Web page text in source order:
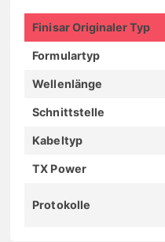
Finisar Originaler Typ
Formulartyp
Wellenlänge
Schnittstelle
Kabeltyp
TX Power
Protokolle